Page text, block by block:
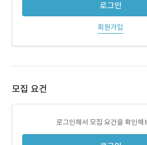
로그인
회원가입
모집 요건
로그인해서 모집 요건을 확인해